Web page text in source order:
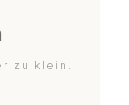
zu klein.